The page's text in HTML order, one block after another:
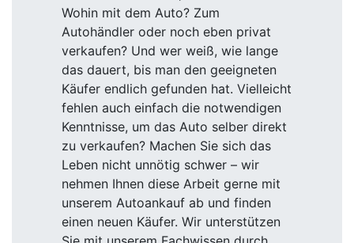
Wohin mit dem Auto? Zum
Autohändler oder noch eben privat
verkaufen? Und wer weiß, wie lange
das dauert, bis man den geeigneten
Käufer endlich gefunden hat. Vielleicht
fehlen auch einfach die notwendigen
Kenntnisse, um das Auto selber direkt
zu verkaufen? Machen Sie sich das
Leben nicht unnötig schwer – wir
nehmen Ihnen diese Arbeit gerne mit
unserem Autoankauf ab und finden
einen neuen Käufer. Wir unterstützen